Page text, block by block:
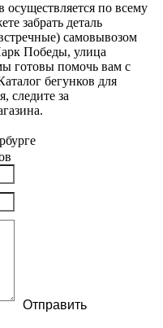
осуществляется по всему
забрать деталь
самовывозом
Победы, улица
готовы помочь вам с
бегунков для
следите за